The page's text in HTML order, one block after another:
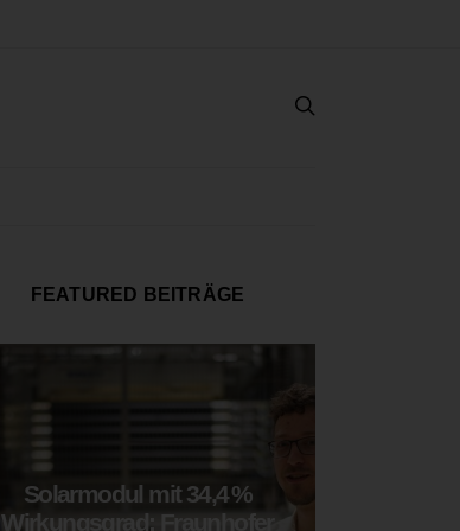
FEATURED BEITRÄGE
Solarmodul mit 34,4 %
Wirkungsgrad: Fraunhofer